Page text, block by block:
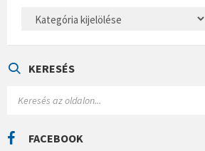
E
Á
KERESÉS
C
H
FACEBOOK